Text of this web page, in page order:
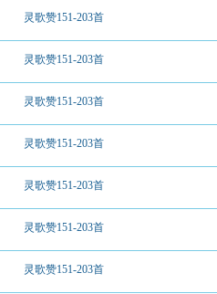
灵歌赞151-203首
灵歌赞151-203首
灵歌赞151-203首
灵歌赞151-203首
灵歌赞151-203首
灵歌赞151-203首
灵歌赞151-203首